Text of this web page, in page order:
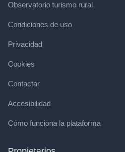
Observatorio turismo rural
Condiciones de uso
Privacidad
Cookies
Contactar
Accesibilidad
Cómo funciona la plataforma